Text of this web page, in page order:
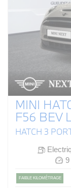
MINI
F56 BEV
HATCH 3
FAIBLE KILOMÉTRAGE